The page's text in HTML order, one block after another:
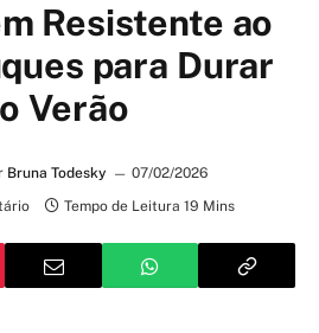
Resistente ao
para Durar
Verão
Bruna Todesky
07/02/2026
Tempo de Leitura 19 Mins